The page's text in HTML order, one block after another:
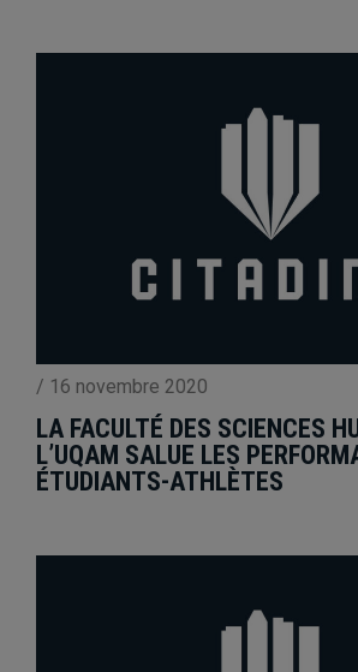
/ 16 novembre 2020
LA FACULTÉ DES SCIENCES
L’UQAM SALUE LES
ÉTUDIANTS-ATHLÈTES